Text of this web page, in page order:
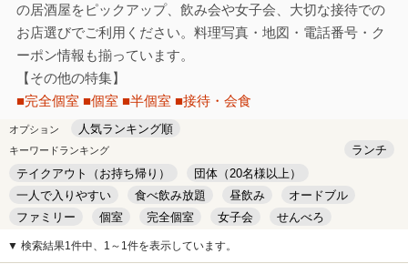
の居酒屋をピックアップ、飲み会や女子会、大切な接待での
お店選びでご利用ください。料理写真・地図・電話番号・ク
ーポン情報も揃っています。
【その他の特集】
■完全個室 ■個室 ■半個室 ■接待・会食
オプション 人気ランキング順
キーワードランキング
ランチ
テイクアウト（お持ち帰り）
団体（20名様以上）
一人で入りやすい
食べ飲み放題 昼飲み
オードブル
ファミリー
個室 完全個室 女子会
せんべろ
キッズルーム
安い デート
▼ 検索結果1件中、1～1件を表示しています。